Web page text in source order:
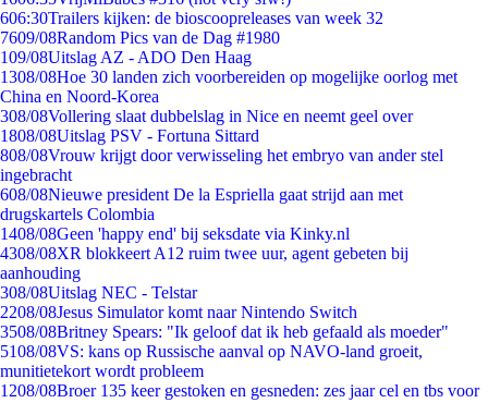
606:30Trailers kijken: de bioscoopreleases van week 32
7609/08Random Pics van de Dag #1980
109/08Uitslag AZ - ADO Den Haag
1308/08Hoe 30 landen zich voorbereiden op mogelijke oorlog met
China en Noord-Korea
308/08Vollering slaat dubbelslag in Nice en neemt geel over
1808/08Uitslag PSV - Fortuna Sittard
808/08Vrouw krijgt door verwisseling het embryo van ander stel
ingebracht
608/08Nieuwe president De la Espriella gaat strijd aan met
drugskartels Colombia
1408/08Geen 'happy end' bij seksdate via Kinky.nl
4308/08XR blokkeert A12 ruim twee uur, agent gebeten bij
aanhouding
308/08Uitslag NEC - Telstar
2208/08Jesus Simulator komt naar Nintendo Switch
3508/08Britney Spears: "Ik geloof dat ik heb gefaald als moeder"
5108/08VS: kans op Russische aanval op NAVO-land groeit,
munitietekort wordt probleem
1208/08Broer 135 keer gestoken en gesneden: zes jaar cel en tbs voor